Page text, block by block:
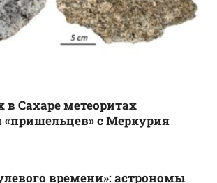
Сахаре метеоритах
«пришельцев» с Меркурия
времени»: астрономы